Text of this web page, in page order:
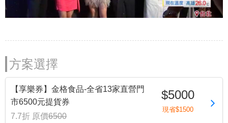
方案選擇
【享樂券】金格食品-全省13家直營門
市6500元提貨券
7.7折 原價6500
$5000
現省$1500